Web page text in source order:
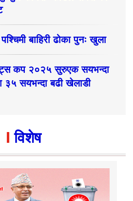
बाहिरी ढोका पुनः खुला
कप २०२५ सुरुएक सयभन्दा
३५ सयभन्दा बढी खेलाडी
विशेष